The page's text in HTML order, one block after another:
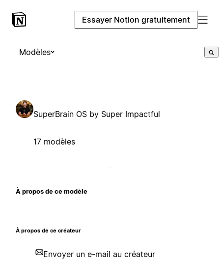
Essayer Notion gratuitement
Modèles
SuperBrain OS by Super Impactful
17 modèles
À propos de ce modèle
À propos de ce créateur
Envoyer un e-mail au créateur